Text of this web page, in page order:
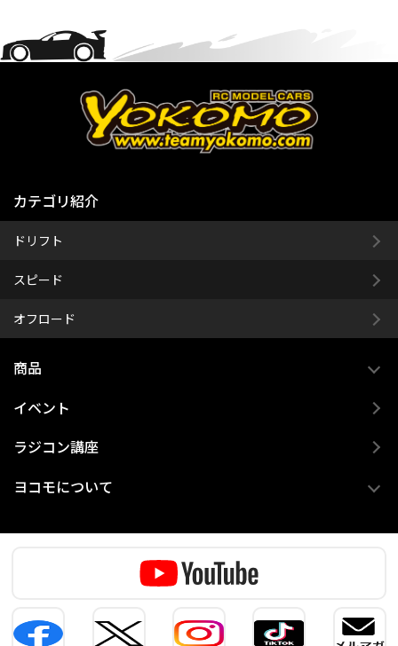
カテゴリ紹介
ドリフト
スピード
オフロード
商品
イベント
ラジコン講座
ヨコモについて